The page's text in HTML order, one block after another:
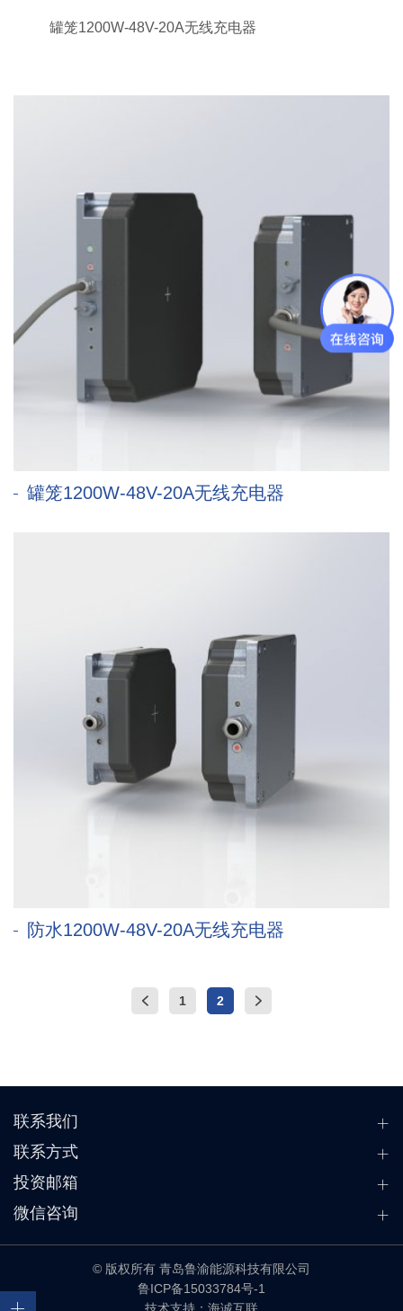
罐笼1200W-48V-20A无线充电器
罐笼1200W-48V-20A无线充电器
防水1200W-48V-20A无线充电器
1 2
联系我们
联系方式
投资邮箱
微信咨询
© 版权所有 青岛鲁渝能源科技有限公司
鲁ICP备15033784号-1